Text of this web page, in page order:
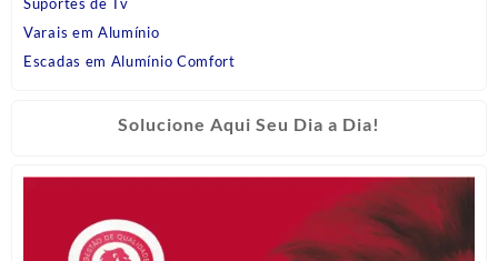
Suportes de Tv
Varais em Alumínio
Escadas em Alumínio Comfort
Solucione Aqui Seu Dia a Dia!